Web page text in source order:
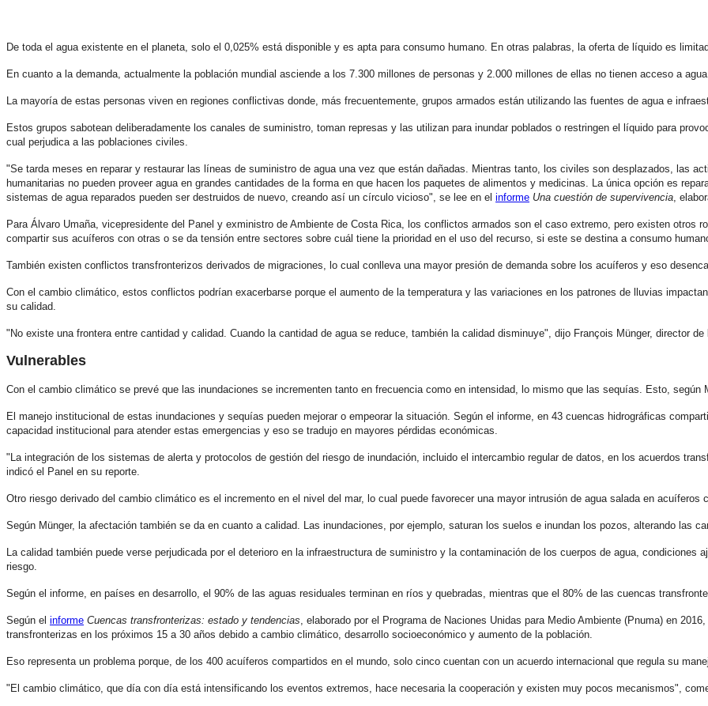
De toda el agua existente en el planeta, solo el 0,025% está disponible y es apta para consumo humano. En otras palabras, la oferta de líquido es
En cuanto a la demanda, actualmente la población mundial asciende a los 7.300 millones de personas y 2.000 millones de ellas no tienen acceso a agua.
La mayoría de estas personas viven en regiones conflictivas donde, más frecuentemente, grupos armados están utilizando las fuentes de agua e
Estos grupos sabotean deliberadamente los canales de suministro, toman represas y las utilizan para inundar poblados o restringen el líquido para
cual perjudica a las poblaciones civiles.
"Se tarda meses en reparar y restaurar las líneas de suministro de agua una vez que están dañadas. Mientras tanto, los civiles son desplazados, las
humanitarias no pueden proveer agua en grandes cantidades de la forma en que hacen los paquetes de alimentos y medicinas. La única opción es
sistemas de agua reparados pueden ser destruidos de nuevo, creando así un círculo vicioso", se lee en el informe Una cuestión de supervivencia ,
Para Álvaro Umaña, vicepresidente del Panel y exministro de Ambiente de Costa Rica, los conflictos armados son el caso extremo, pero existen otros
compartir sus acuíferos con otras o se da tensión entre sectores sobre cuál tiene la prioridad en el uso del recurso, si este se destina a consumo
También existen conflictos transfronterizos derivados de migraciones, lo cual conlleva una mayor presión de demanda sobre los acuíferos y eso
Con el cambio climático, estos conflictos podrían exacerbarse porque el aumento de la temperatura y las variaciones en los patrones de lluvias
su calidad.
"No existe una frontera entre cantidad y calidad. Cuando la cantidad de agua se reduce, también la calidad disminuye", dijo François Münger, director de
Vulnerables
Con el cambio climático se prevé que las inundaciones se incrementen tanto en frecuencia como en intensidad, lo mismo que las sequías. Esto, según
El manejo institucional de estas inundaciones y sequías pueden mejorar o empeorar la situación. Según el informe, en 43 cuencas hidrográficas
capacidad institucional para atender estas emergencias y eso se tradujo en mayores pérdidas económicas.
"La integración de los sistemas de alerta y protocolos de gestión del riesgo de inundación, incluido el intercambio regular de datos, en los acuerdos
indicó el Panel en su reporte.
Otro riesgo derivado del cambio climático es el incremento en el nivel del mar, lo cual puede favorecer una mayor intrusión de agua salada en acuíferos
Según Münger, la afectación también se da en cuanto a calidad. Las inundaciones, por ejemplo, saturan los suelos e inundan los pozos, alterando las
La calidad también puede verse perjudicada por el deterioro en la infraestructura de suministro y la contaminación de los cuerpos de agua,
riesgo.
Según el informe, en países en desarrollo, el 90% de las aguas residuales terminan en ríos y quebradas, mientras que el 80% de las cuencas
Según el informe Cuencas transfronterizas: estado y tendencias , elaborado por el Programa de Naciones Unidas para Medio Ambiente (Pnuma) en
transfronterizas en los próximos 15 a 30 años debido a cambio climático, desarrollo socioeconómico y aumento de la población.
Eso representa un problema porque, de los 400 acuíferos compartidos en el mundo, solo cinco cuentan con un acuerdo internacional que regula su
"El cambio climático, que día con día está intensificando los eventos extremos, hace necesaria la cooperación y existen muy pocos mecanismos",